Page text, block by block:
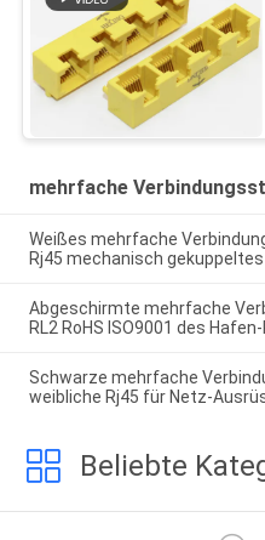
mehrfache
Weißes mehrfache
Rj45 mechanisch
Abgeschirmte mehrfache
RL2 RoHS ISO9001 des
Schwarze mehrfache
weibliche Rj45 für Netz-
Beliebte